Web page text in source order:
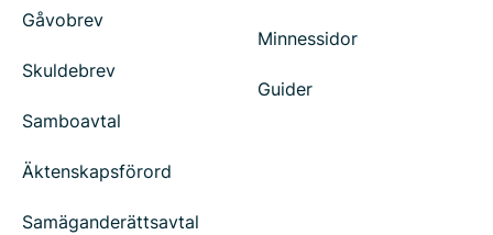
Gåvobrev
Skuldebrev
Samboavtal
Äktenskapsförord
Samäganderättsavtal
Minnessidor
Guider